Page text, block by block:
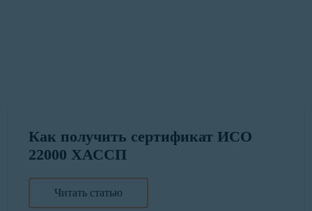
Как получить сертификат ИСО
22000 ХАССП
Читать статью